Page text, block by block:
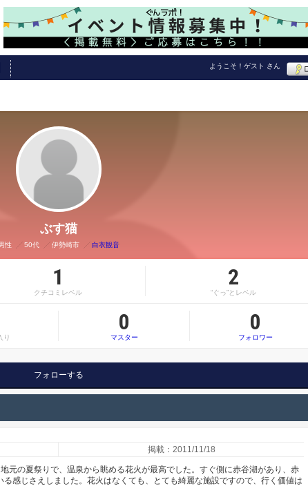
ようこそ！ ゲスト さん
ぶす猫
性 50代 伊勢崎市 白衣観音
1
クチコミレベル
2
“ぐっ”とレベル
り
0
マスター
0
フォロワー
フォローする
掲載：2011/11/18
元の夏祭りで、温泉から眺める花火が最高でした。すぐ側に赤谷湖があり、赤
感じさえしました。花火はなくても、とても綺麗な施設ですので、行く価値は